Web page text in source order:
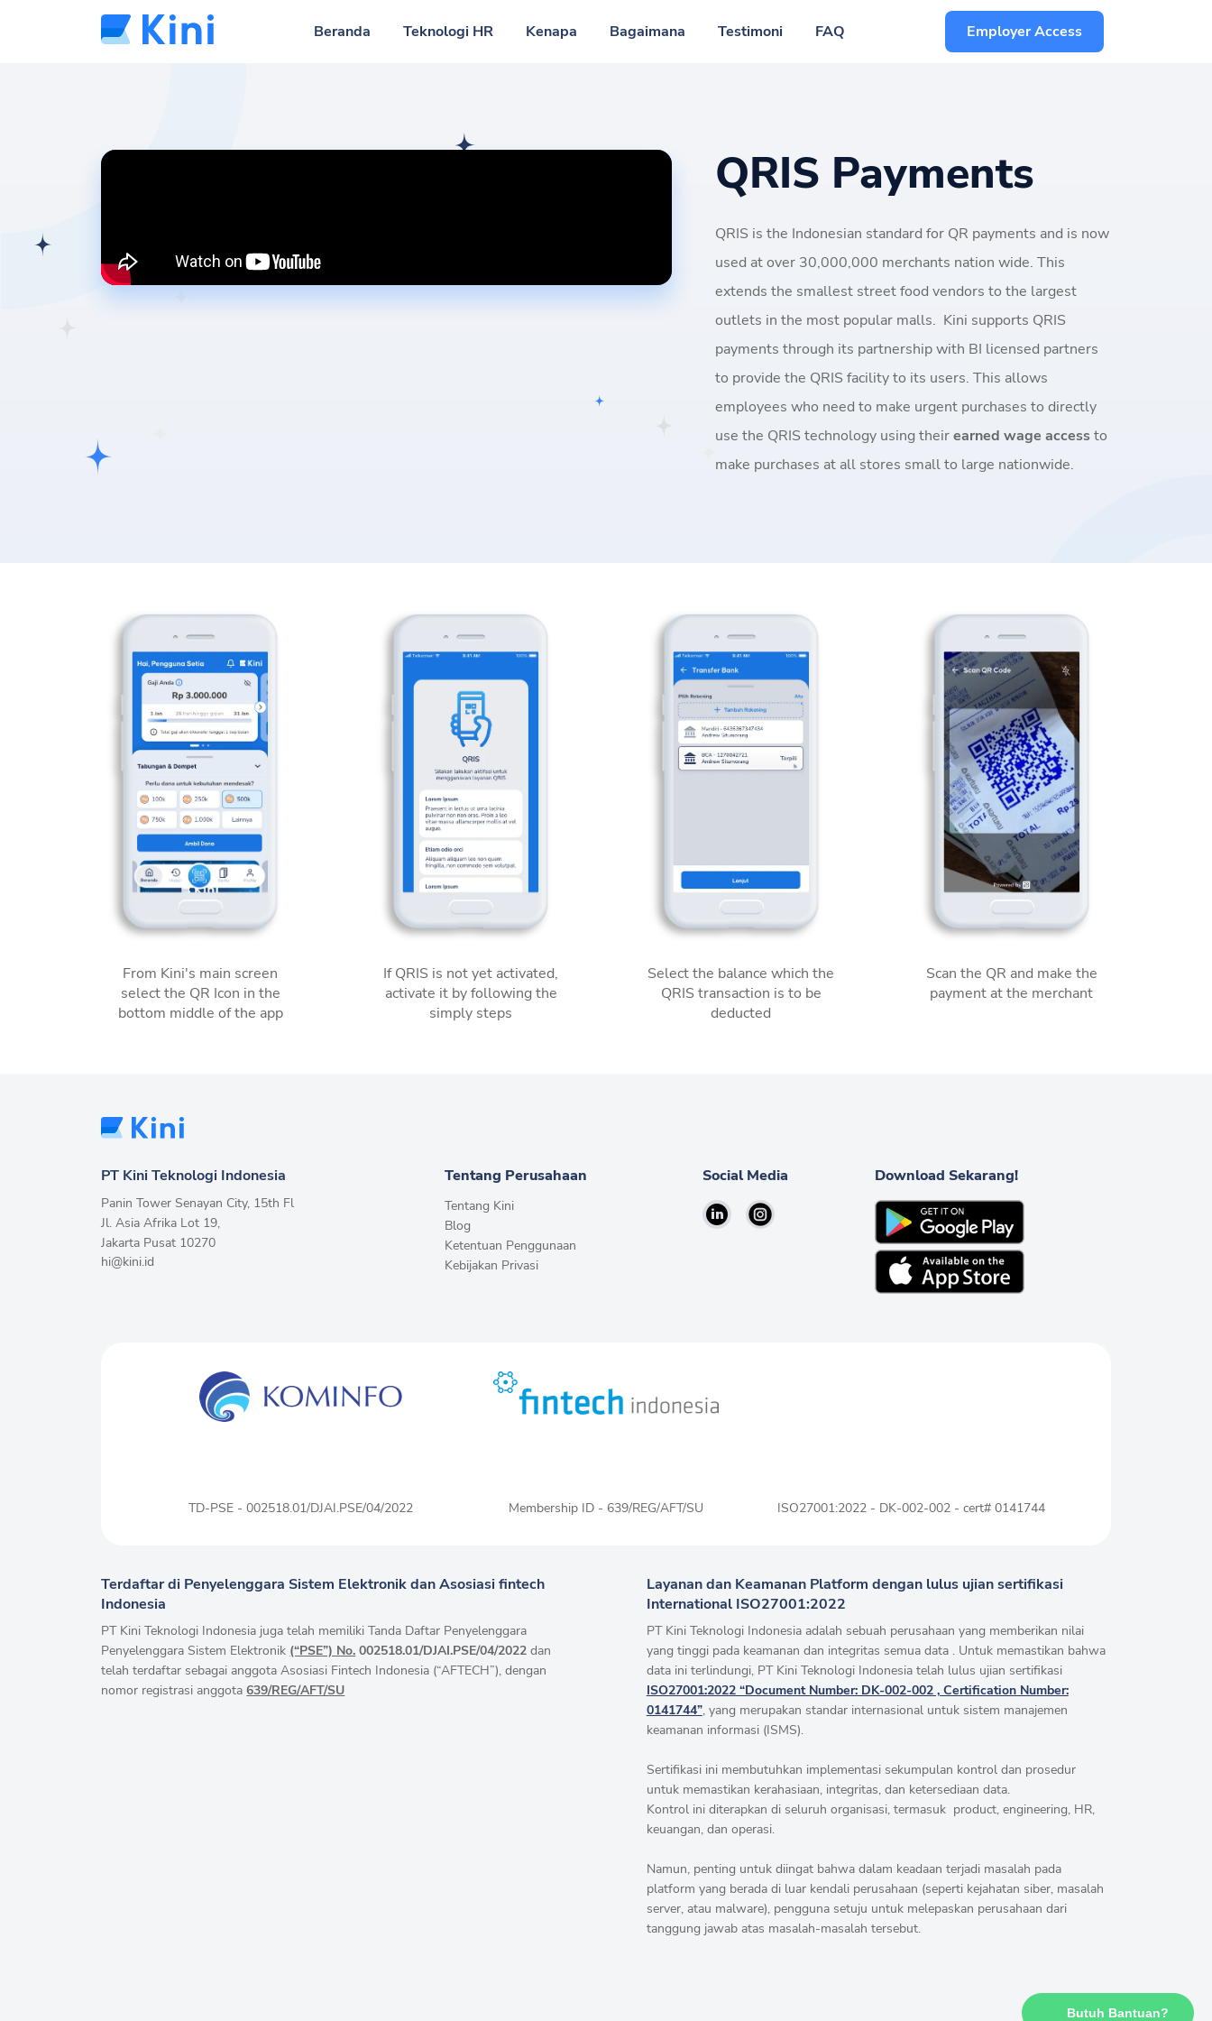
Beranda Teknologi HR Kenapa Bagaimana Testimoni FAQ Employer Access
QRIS Payments
QRIS is the Indonesian standard for QR payments and is now
used at over 30,000,000 merchants nation wide. This
extends the smallest street food vendors to the largest
outlets in the most popular malls. Kini supports QRIS
payments through its partnership with BI licensed partners
to provide the QRIS facility to its users. This allows
employees who need to make urgent purchases to directly
use the QRIS technology using theirearned wage accessto
make purchases at all stores small to large nationwide.
From Kini's main screen
select the QR Icon in the
bottom middle of the app
If QRIS is not yet activated,
activate it by following the
simply steps
Select the balance which the
QRIS transaction is to be
deducted
Scan the QR and make the
payment at the merchant
PT Kini Teknologi Indonesia
Panin Tower Senayan City, 15th Fl
Jl. Asia Afrika Lot 19,
Jakarta Pusat 10270
hi@kini.id
Tentang Perusahaan
Tentang Kini
Blog
Ketentuan Penggunaan
Kebijakan Privasi
Social Media Download Sekarang!
TD-PSE - 002518.01/DJAI.PSE/04/2022 Membership ID - 639/REG/AFT/SU ISO27001:2022 - DK-002-002 - cert# 0141744
Terdaftar di Penyelenggara Sistem Elektronik dan Asosiasi fintech
Indonesia
PT Kini Teknologi Indonesia juga telah memiliki Tanda Daftar Penyelenggara
Penyelenggara Sistem Elektronik (“PSE”) No. 002518.01/DJAI.PSE/04/2022 dan
telah terdaftar sebagai anggota Asosiasi Fintech Indonesia (“AFTECH”), dengan
nomor registrasi anggota639/REG/AFT/SU
Layanan dan Keamanan Platform dengan lulus ujian sertifikasi
International ISO27001:2022
PT Kini Teknologi Indonesia adalah sebuah perusahaan yang memberikan nilai
yang tinggi pada keamanan dan integritas semua data . Untuk memastikan bahwa
data ini terlindungi, PT Kini Teknologi Indonesia telah lulus ujian sertifikasi
ISO27001:2022 “Document Number: DK-002-002 , Certification Number:
0141744”, yang merupakan standar internasional untuk sistem manajemen
keamanan informasi (ISMS).
Sertifikasi ini membutuhkan implementasi sekumpulan kontrol dan prosedur
untuk memastikan kerahasiaan, integritas, dan ketersediaan data.
Kontrol ini diterapkan di seluruh organisasi, termasuk product, engineering, HR,
keuangan, dan operasi.
Namun, penting untuk diingat bahwa dalam keadaan terjadi masalah pada
platform yang berada di luar kendali perusahaan (seperti kejahatan siber, masalah
server, atau malware), pengguna setuju untuk melepaskan perusahaan dari
tanggung jawab atas masalah-masalah tersebut.
Butuh Bantuan?